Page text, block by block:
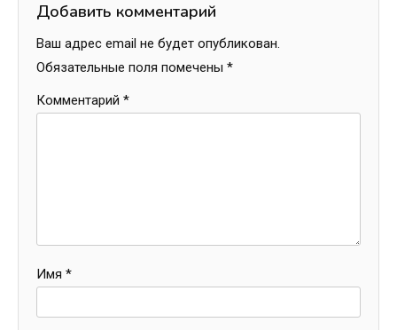
Добавить комментарий
Ваш адрес email не будет опубликован.
Обязательные поля помечены *
Комментарий *
Имя *